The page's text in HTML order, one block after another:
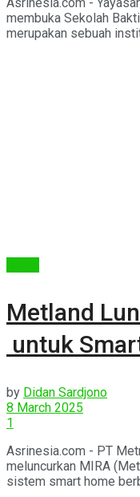
membuka Sekolah
merupakan sebuah
Metland
untuk
by Didan Sardjono
8 March 2025
1
Asrinesia.com - PT
meluncurkan MIRA
sistem smart home